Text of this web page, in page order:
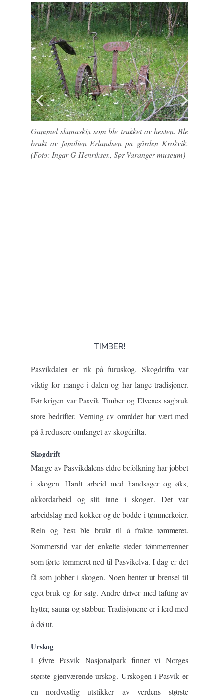
Gammel slåmaskin som ble trukket av hesten. Ble
brukt av familien Erlandsen på gården Krokvik.
(Foto: Ingar G Henriksen, Sør-Varanger museum)
TIMBER!
Pasvikdalen er rik på furuskog. Skogdrifta var
viktig for mange i dalen og har lange tradisjoner.
Før krigen var Pasvik Timber og Elvenes sagbruk
store bedrifter. Verning av områder har vært med
på å redusere omfanget av skogdrifta.
Skogdrift
Mange av Pasvikdalens eldre befolkning har jobbet
i skogen. Hardt arbeid med handsager og øks,
akkordarbeid og slit inne i skogen. Det var
arbeidslag med kokker og de bodde i tømmerkoier.
Rein og hest ble brukt til å frakte tømmeret.
Sommerstid var det enkelte steder tømmerrenner
som førte tømmeret ned til Pasvikelva. I dag er det
få som jobber i skogen. Noen henter ut brensel til
eget bruk og for salg. Andre driver med lafting av
hytter, sauna og stabbur. Tradisjonene er i ferd med
å dø ut.
Urskog
I Øvre Pasvik Nasjonalpark finner vi Norges
største gjenværende urskog. Urskogen i Pasvik er
en nordvestlig utstikker av verdens største